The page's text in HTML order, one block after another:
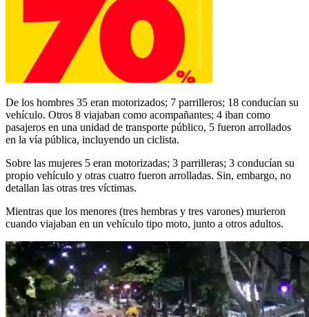
De los hombres 35 eran motorizados; 7 parrilleros; 18 conducían su
vehículo. Otros 8 viajaban como acompañantes; 4 iban como
pasajeros en una unidad de transporte público, 5 fueron arrollados
en la vía pública, incluyendo un ciclista.
Sobre las mujeres 5 eran motorizadas; 3 parrilleras; 3 conducían su
propio vehículo y otras cuatro fueron arrolladas. Sin, embargo, no
detallan las otras tres víctimas.
Mientras que los menores (tres hembras y tres varones) murieron
cuando viajaban en un vehículo tipo moto, junto a otros adultos.